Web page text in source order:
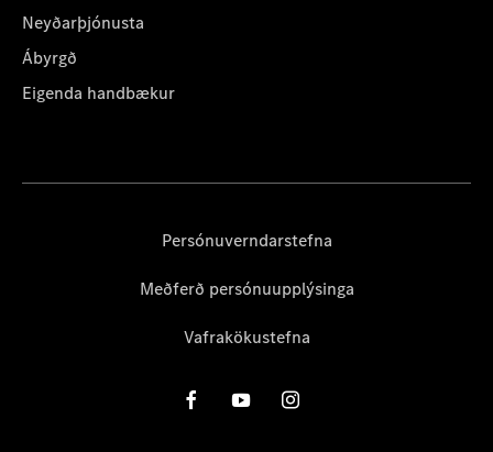
Neyðarþjónusta
Ábyrgð
Eigenda handbækur
Persónuverndarstefna
Meðferð persónuupplýsinga
Vafrakökustefna